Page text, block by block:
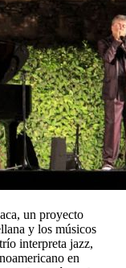
un proyecto
y los músicos
interpreta jazz,
en